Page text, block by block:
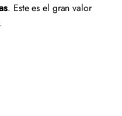
. Este es el gran valor